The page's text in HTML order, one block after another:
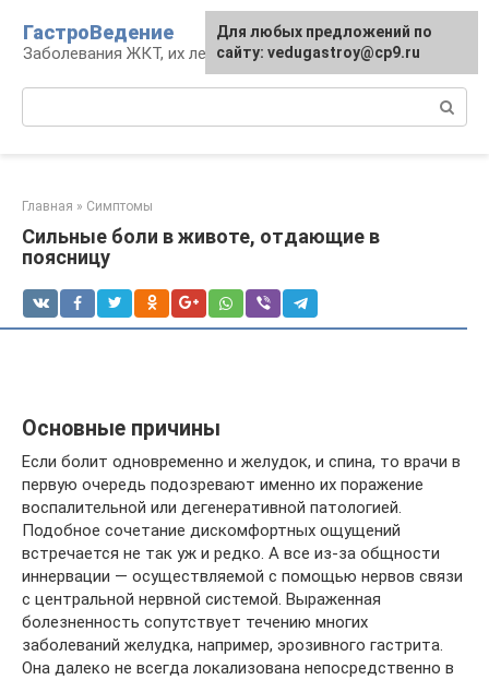
контенту
ГастроВедение
Заболевания ЖКТ, их лечение и профилактика
Главная » Симптомы
Сильные боли в животе, отдающие в
поясницу
Основные причины
Если болит одновременно и желудок, и спина, то врачи в
первую очередь подозревают именно их поражение
воспалительной или дегенеративной патологией.
Подобное сочетание дискомфортных ощущений
встречается не так уж и редко. А все из-за общности
иннервации — осуществляемой с помощью нервов связи
с центральной нервной системой. Выраженная
болезненность сопутствует течению многих
заболеваний желудка, например, эрозивного гастрита.
Она далеко не всегда локализована непосредственно в
Для любых предложений по
сайту: vedugastroy@cp9.ru